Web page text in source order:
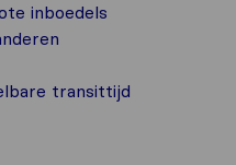
inboedels
transittijd